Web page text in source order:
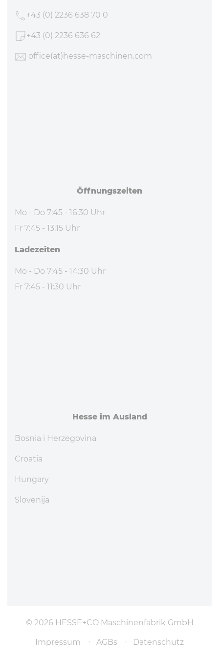
+43 (0) 2236 638 70 0
+43 (0) 2236 636 62
office(at)hesse-maschinen.com
Öff­nungs­zei­ten
Mo - Do 7:45 - 16:30 Uhr
Fr 7:45 - 13:15 Uhr
La­de­zei­ten
Mo - Do 7:45 - 14:30 Uhr
Fr 7:45 - 11:30 Uhr
Hesse im Ausland
Bosnia i Herzegovina
Croatia
Hungary
Slovenija
© 2026 HESSE+CO Maschinenfabrik GmbH
Impressum AGBs Datenschutz